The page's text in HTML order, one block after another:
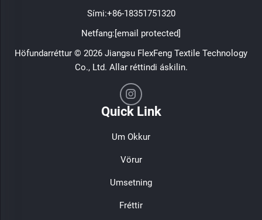
Sími:+86-18351751320
Netfang:[email protected]
Höfundarréttur © 2026 Jiangsu FlexFeng Textile Technology
Co., Ltd. Allar réttindi áskilin.
Quick Link
Um Okkur
Vörur
Umsetning
Fréttir